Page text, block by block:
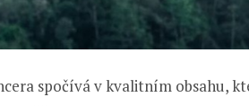
spočívá v kvalitním obsahu,